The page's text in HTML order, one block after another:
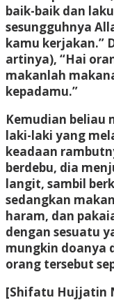
baik-baik dan
sesungguhnya
kamu kerjakan.”
artinya), “Hai
makanlah
kepadamu.”
Kemudian beliau
laki-laki yang
keadaan
berdebu, dia
langit, sambil
sedangkan
haram, dan
dengan sesuatu
mungkin doanya
orang tersebut
[Shifatu Hujjatin